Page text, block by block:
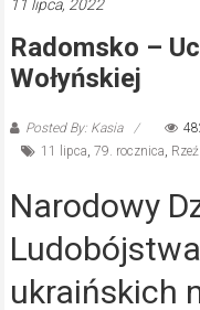
11 lipca, 2022
Radomsko –
Wołyńskiej
Posted By: Kasia
11 lipca, 79. rocznica,
Narodowy
ukraińskich